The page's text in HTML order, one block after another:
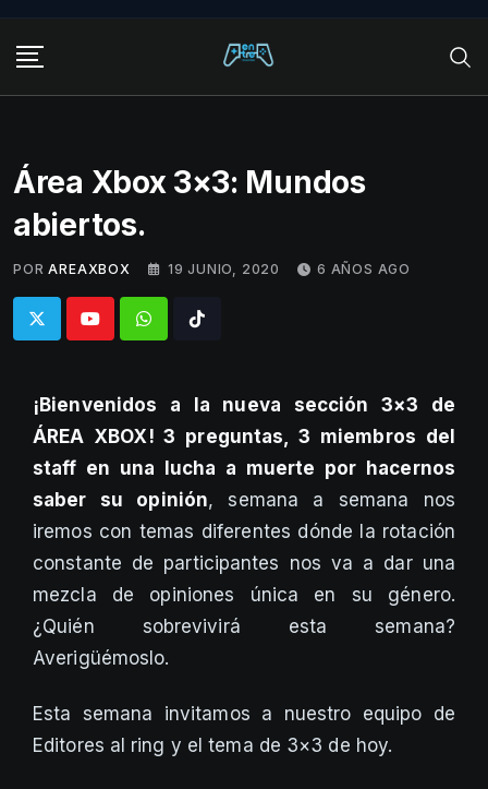
content
Área Xbox 3×3: Mundos
abiertos.
POR AREAXBOX 19 JUNIO, 2020 6 AÑOS AGO
WhatsappTiktok
¡Bienvenidos a la nueva sección 3×3 de
ÁREA XBOX! 3 preguntas, 3 miembros del
staff en una lucha a muerte por hacernos
saber su opinión, semana a semana nos
iremos con temas diferentes dónde la rotación
constante de participantes nos va a dar una
mezcla de opiniones única en su género.
¿Quién sobrevivirá esta semana?
Averigüémoslo.
Esta semana invitamos a nuestro equipo de
Editores al ring y el tema de 3×3 de hoy.